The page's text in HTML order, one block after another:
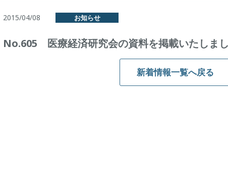
2015/04/08 お知らせ
No.605 医療経済研究会の資料を掲載いたしま
新着情報一覧へ戻る